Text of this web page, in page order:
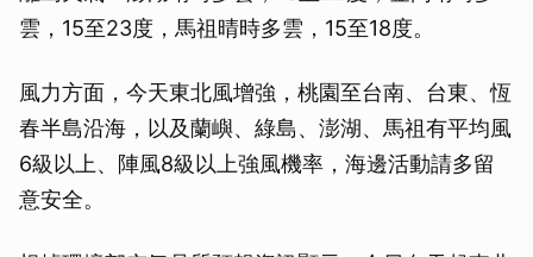
雲，15至23度，馬祖晴時多雲，15至18度。
風力方面，今天東北風增強，桃園至台南、台東、恆
春半島沿海，以及蘭嶼、綠島、澎湖、馬祖有平均風
6級以上、陣風8級以上強風機率，海邊活動請多留
意安全。